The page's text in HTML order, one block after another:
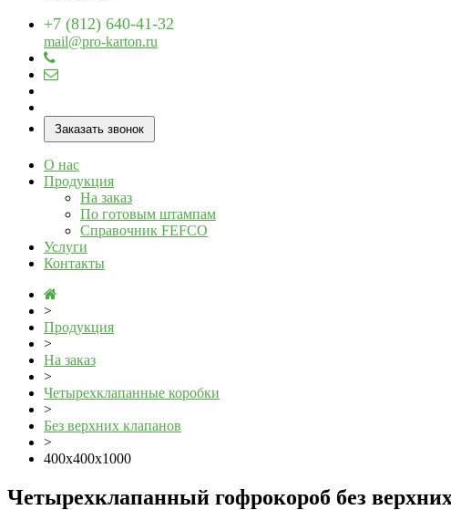
+7 (812) 640-41-32
mail@pro-karton.ru
Заказать звонок
О нас
Продукция
На заказ
По готовым штампам
Справочник FEFCO
Услуги
Контакты
>
Продукция
>
На заказ
>
Четырехклапанные коробки
>
Без верхних клапанов
>
400x400x1000
Четырехклапанный гофрокороб без